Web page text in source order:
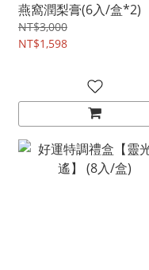
燕窩潤梨膏(6入/盒*2)
NT$3,000
NT$1,598